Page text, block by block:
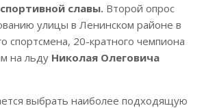
славы. Второй опрос
улицы в Ленинском районе в
спортсмена, 20-кратного чемпиона
на льду Николая Олеговича
выбрать наиболее подходящую